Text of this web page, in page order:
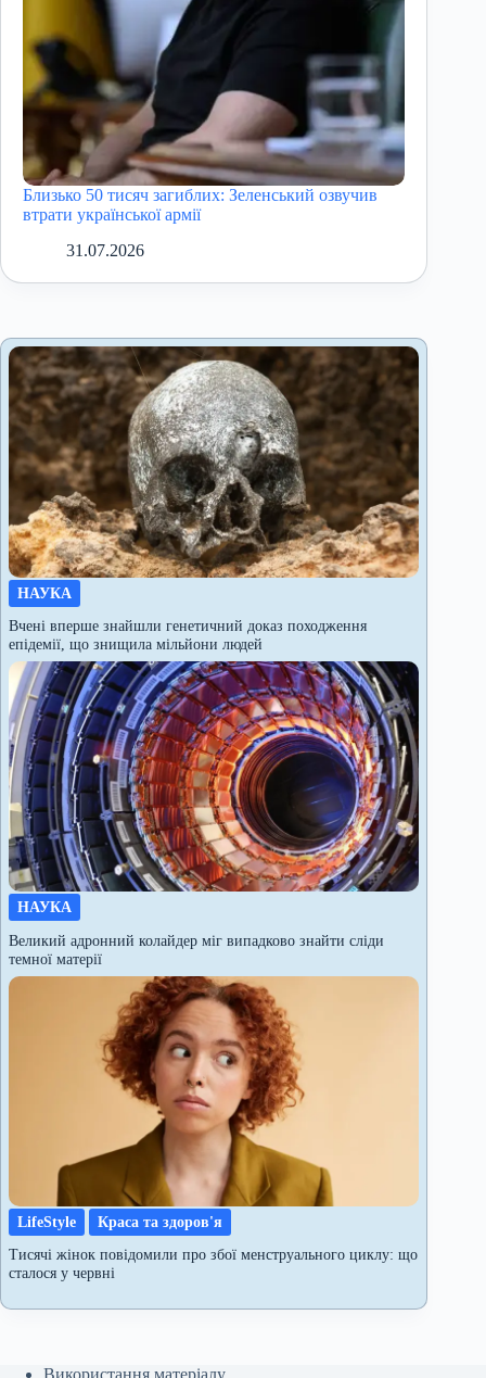
Близько 50 тисяч загиблих: Зеленський озвучив
втрати української армії
31.07.2026
НАУКА
Вчені вперше знайшли генетичний доказ походження
епідемії, що знищила мільйони людей
НАУКА
Великий адронний колайдер міг випадково знайти сліди
темної матерії
LifeStyle
Краса та здоров'я
Тисячі жінок повідомили про збої менструального циклу: що
сталося у червні
Використання матеріалу